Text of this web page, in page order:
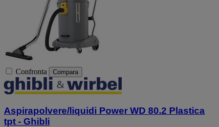
Confronta Compara
Aspirapolvere/liquidi Power WD 80.2 Plastica
tpt - Ghibli